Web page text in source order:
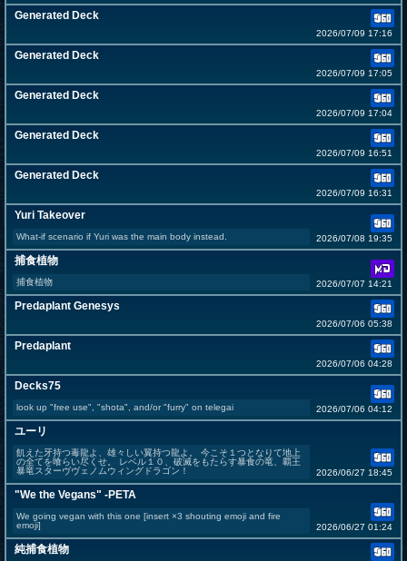
Generated Deck
2026/07/09 17:16
Generated Deck
2026/07/09 17:05
Generated Deck
2026/07/09 17:04
Generated Deck
2026/07/09 16:51
Generated Deck
2026/07/09 16:31
Yuri Takeover
What-if scenario if Yuri was the main body instead. 2026/07/08 19:35
捕食植物
捕食植物 2026/07/07 14:21
Predaplant Genesys
2026/07/06 05:38
Predaplant
2026/07/06 04:28
Decks75
look up "free use", "shota", and/or "furry" on telegai 2026/07/06 04:12
ユーリ
飢えた牙持つ毒龍よ、雄々しい翼持つ龍よ。 今こそ１つとなりて地上
の全てを喰らい尽くせ。 レベル１０、破滅をもたらす暴食の竜、覇王
暴竜スターヴヴェノムウィングドラゴン！
2026/06/27 18:45
"We the Vegans" -PETA
We going vegan with this one [insert ×3 shouting emoji and fire
emoji]
2026/06/27 01:24
純捕食植物